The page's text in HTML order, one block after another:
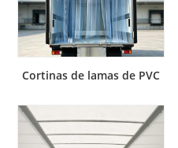
Cortinas de lamas de PVC